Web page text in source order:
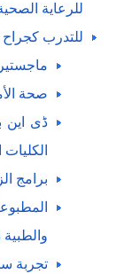
للرعاية
للتدرب كجراح
صحة
ڈی
برامج
تجربة